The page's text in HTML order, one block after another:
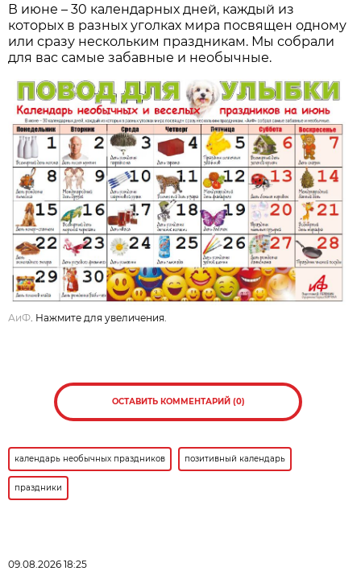
В июне – 30 календарных дней, каждый из
которых в разных уголках мира посвящен одному
или сразу нескольким праздникам. Мы собрали
для вас самые забавные и необычные.
АиФ . Нажмите для увеличения.
ОСТАВИТЬ КОММЕНТАРИЙ (0)
календарь необычных праздников позитивный календарь
праздники
09.08.2026 18:25